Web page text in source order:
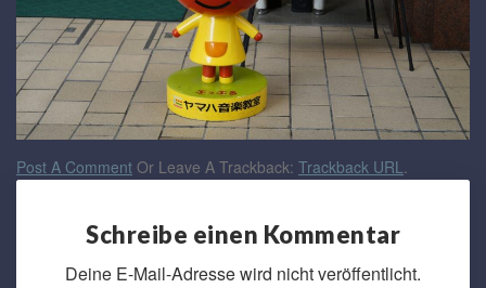
Post A Comment Or Leave A Trackback: Trackback URL.
Schreibe einen Kommentar
Deine E-Mail-Adresse wird nicht veröffentlicht.